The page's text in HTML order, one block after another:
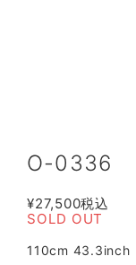
O-0336
¥27,500税込
SOLD OUT
110cm 43.3inch